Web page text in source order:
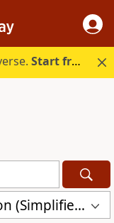
Start free.
Revised Chinese Union Version (Simplified Script) Shen Edition (RCU17SS)